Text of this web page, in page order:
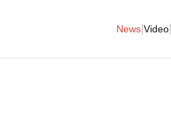
News Video